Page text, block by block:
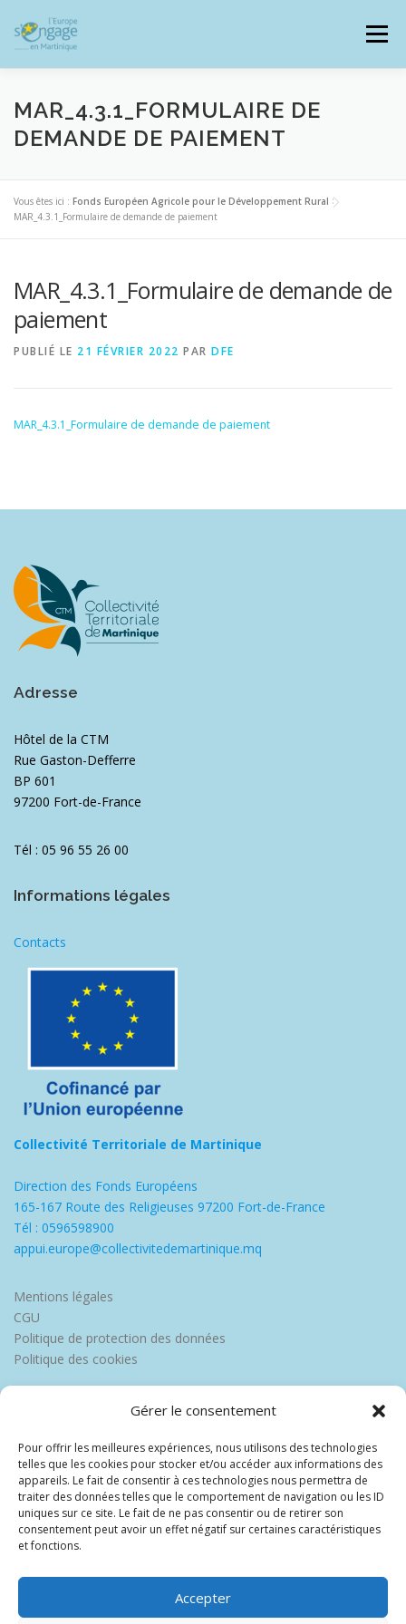
Gérer le consentement
Pour offrir les meilleures expériences, nous utilisons des technologies
telles que les cookies pour stocker et/ou accéder aux informations des
appareils. Le fait de consentir à ces technologies nous permettra de
traiter des données telles que le comportement de navigation ou les ID
uniques sur ce site. Le fait de ne pas consentir ou de retirer son
consentement peut avoir un effet négatif sur certaines caractéristiques
et fonctions.
Accepter
contenu
Menu
RESSOURCES DOCUMENTAIRES
MAR_4.3.1_FORMULAIRE DE
DEMANDE DE PAIEMENT
Vous êtes ici : Fonds Européen Agricole pour le Développement Rural >
MAR_4.3.1_Formulaire de demande de paiement
MAR_4.3.1_Formulaire de demande de
paiement
PUBLIÉ LE 21 FÉVRIER 2022 PAR DFE
MAR_4.3.1_Formulaire de demande de paiement
Adresse
Hôtel de la CTM
Rue Gaston-Defferre
BP 601
97200 Fort-de-France
Tél : 05 96 55 26 00
Informations légales
Contacts
Collectivité Territoriale de Martinique
Direction des Fonds Européens
165-167 Route des Religieuses 97200 Fort-de-France
Tél : 0596598900
appui.europe@collectivitedemartinique.mq
Mentions légales
CGU
Politique de protection des données
Politique des cookies